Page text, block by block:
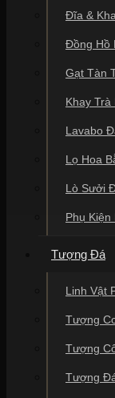
Đĩa &
Đồng Hồ
Gạt Tàn
Khay Trà
Lavabo
Lọ Hoa
Lò Sưởi
Phụ
Tượng Đá
Linh Vật
Tượng
Tượng
Tượng